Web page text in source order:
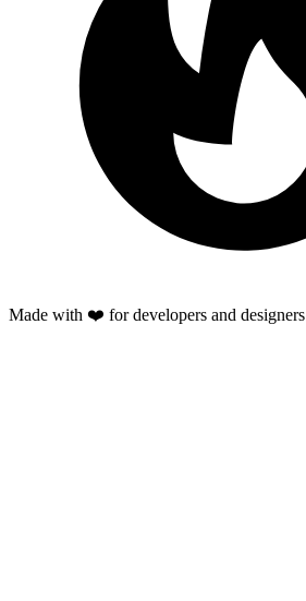
Made with ❤️ for developers and designers